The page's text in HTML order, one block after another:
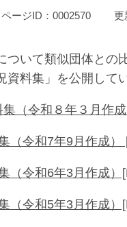
ページID：0002570 更
ついて類似団体との
料集」を公開して
（令和８年３月作
（令和7年9月作成）
（令和6年3月作成）
（令和5年3月作成）